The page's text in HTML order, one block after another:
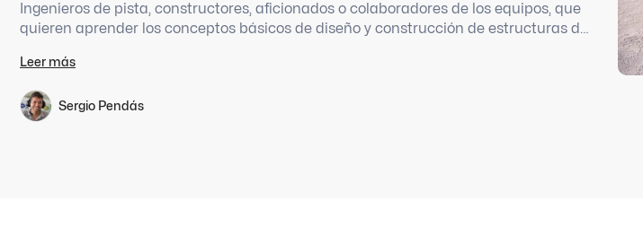
Ingenieros de pista, constructores, aficionados o colaboradores de los equipos, que
quieren aprender los conceptos básicos de diseño y construcción de estructuras de
diseño óptimo, seguro de celdas de seguridad y componentes de chasis.
Leer más
Sergio Pendás